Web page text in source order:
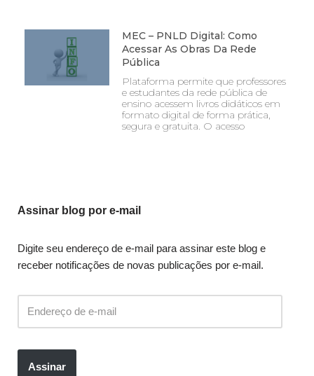
MEC – PNLD Digital: Como
Acessar As Obras Da Rede
Pública
Plataforma permite que professores
e estudantes da rede pública de
ensino acessem livros didáticos em
formato digital de forma prática,
segura e gratuita. O acesso
Assinar blog por e-mail
Digite seu endereço de e-mail para assinar este blog e
receber notificações de novas publicações por e-mail.
Assinar